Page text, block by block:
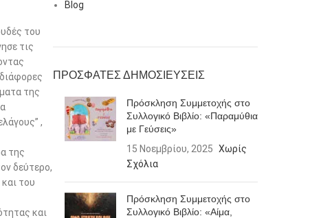
του
τις
της
,
της
δεύτερο,
του
και
Blog
ΠΡΟΣΦΑΤΕΣ ΔΗΜΟΣΙΕΥΣΕΙΣ
Πρόσκληση Συμμετοχής στο
Συλλογικό Βιβλίο: «Παραμύθια
με Γεύσεις»
15 Νοεμβρίου, 2025 Χωρίς
Σχόλια
Πρόσκληση Συμμετοχής στο
Συλλογικό Βιβλίο: «Αίμα,